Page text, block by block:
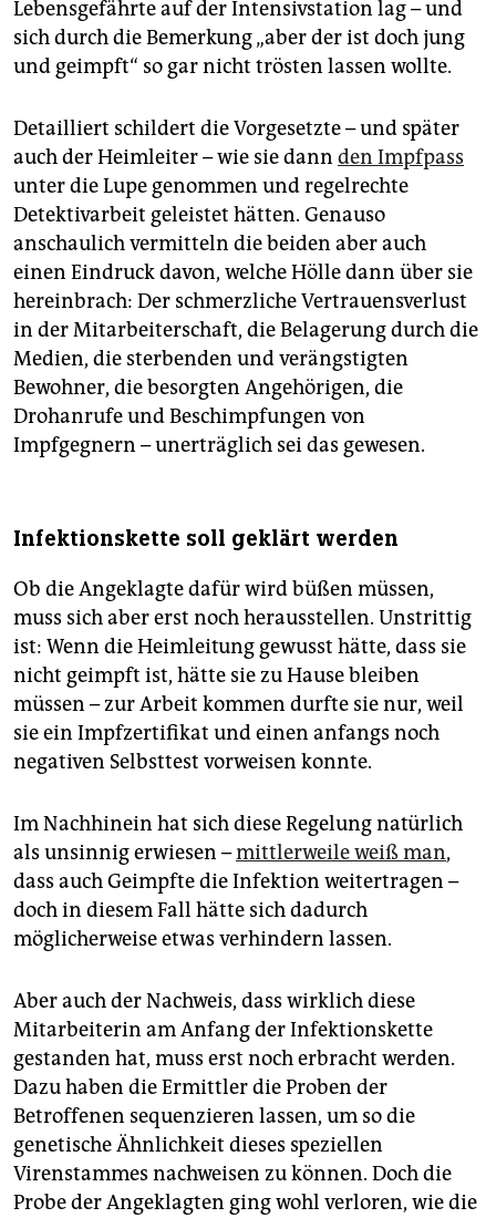
Lebensgefährte auf der Intensivstation lag – und
sich durch die Bemerkung „aber der ist doch jung
und geimpft“ so gar nicht trösten lassen wollte.
Detailliert schildert die Vorgesetzte – und später
auch der Heimleiter – wie sie dann den Impfpass
unter die Lupe genommen und regelrechte
Detektivarbeit geleistet hätten. Genauso
anschaulich vermitteln die beiden aber auch
einen Eindruck davon, welche Hölle dann über sie
hereinbrach: Der schmerzliche Vertrauensverlust
in der Mitarbeiterschaft, die Belagerung durch die
Medien, die sterbenden und verängstigten
Bewohner, die besorgten Angehörigen, die
Drohanrufe und Beschimpfungen von
Impfgegnern – unerträglich sei das gewesen.
Infektionskette soll geklärt werden
Ob die Angeklagte dafür wird büßen müssen,
muss sich aber erst noch herausstellen. Unstrittig
ist: Wenn die Heimleitung gewusst hätte, dass sie
nicht geimpft ist, hätte sie zu Hause bleiben
müssen – zur Arbeit kommen durfte sie nur, weil
sie ein Impfzertifikat und einen anfangs noch
negativen Selbsttest vorweisen konnte.
Im Nachhi­nein hat sich diese Regelung natürlich
als unsinnig erwiesen –mittlerweile weiß man,
dass auch Geimpfte die Infektion weitertragen –
doch in diesem Fall hätte sich dadurch
möglicherweise etwas verhindern lassen.
Aber auch der Nachweis, dass wirklich diese
Mitarbeiterin am Anfang der Infektionskette
gestanden hat, muss erst noch erbracht werden.
Dazu haben die Ermittler die Proben der
Betroffenen sequenzieren lassen, um so die
genetische Ähnlichkeit dieses speziellen
Virenstammes nachweisen zu können. Doch die
Probe der Angeklagten ging wohl verloren, wie die